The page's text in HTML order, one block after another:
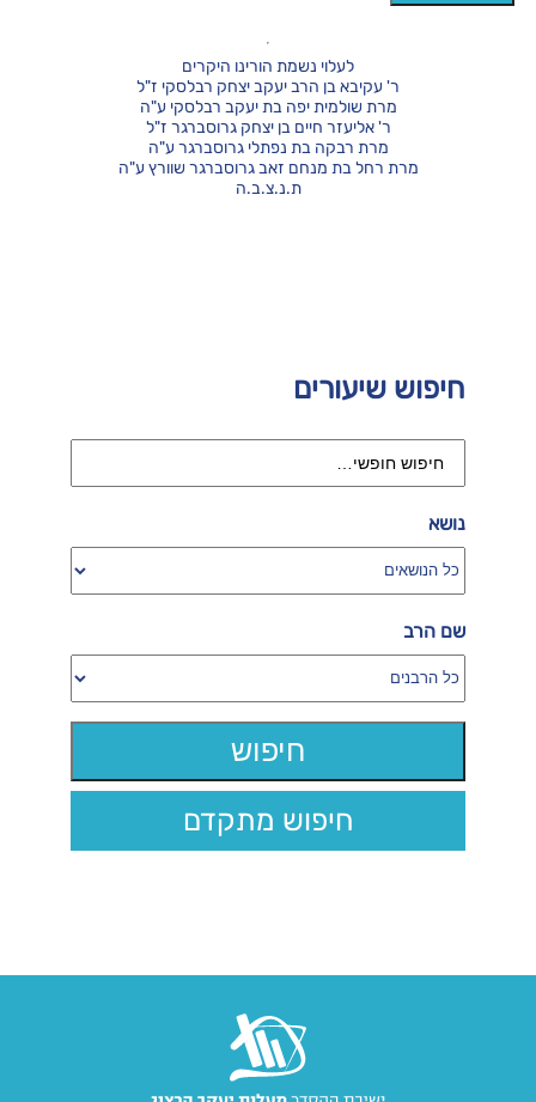
חיפוש שיעורים
נושא
שם הרב
חיפוש מתקדם
לעלוי נשמת הורינו היקרים
ר' עקיבא בן הרב יעקב יצחק רבלסקי ז"ל
מרת שולמית יפה בת יעקב רבלסקי ע"ה
ר' אליעזר חיים בן יצחק גרוסברגר ז"ל
מרת רבקה בת נפתלי גרוסברגר ע"ה
מרת רחל בת מנחם זאב גרוסברגר שוורץ ע"ה
ת.נ.צ.ב.ה